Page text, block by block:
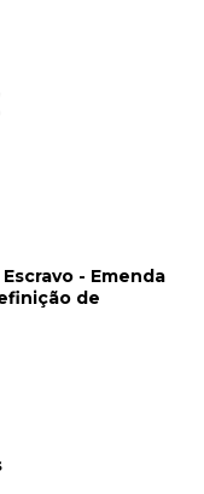
- Emenda
de